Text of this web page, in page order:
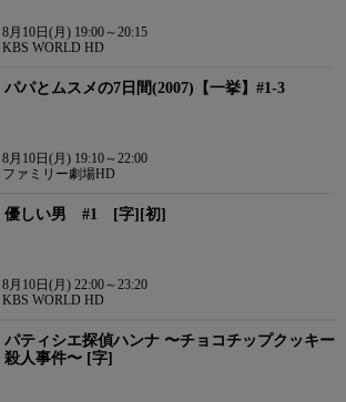
8月10日(月) 19:00～20:15
KBS WORLD HD
パパとムスメの7日間(2007)【一挙】#1-3
8月10日(月) 19:10～22:00
ファミリー劇場HD
優しい男 #1 [字][初]
8月10日(月) 22:00～23:20
KBS WORLD HD
パティシエ探偵ハンナ 〜チョコチップクッキー
殺人事件〜 [字]